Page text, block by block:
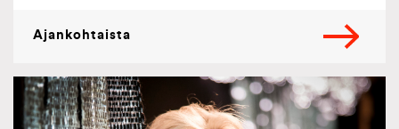
Ajankohtaista